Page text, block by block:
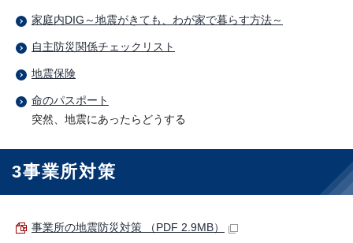
家庭内DIG～地震がきても、わが家で暮らす方法～
自主防災関係チェックリスト
地震保険
命のパスポート
突然、地震にあったらどうする
3事業所対策
事業所の地震防災対策 （PDF 2.9MB）